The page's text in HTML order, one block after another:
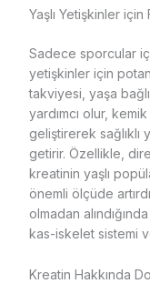
Yaşlı Yetişkinler için
Sadece sporcular
yetişkinler için
takviyesi, yaşa
yardımcı olur,
geliştirerek sağlıklı
getirir. Özellikle,
kreatinin yaşlı
önemli ölçüde
olmadan
kas-iskelet sistemi
Kreatin Hakkında